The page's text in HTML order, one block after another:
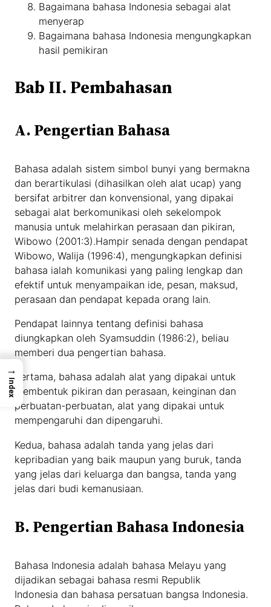
Bagaimana bahasa Indonesia sebagai alat
menyerap
Bagaimana bahasa Indonesia mengungkapkan
hasil pemikiran
Bab II. Pembahasan
A. Pengertian Bahasa
Bahasa adalah sistem simbol bunyi yang bermakna
dan berartikulasi (dihasilkan oleh alat ucap) yang
bersifat arbitrer dan konvensional, yang dipakai
sebagai alat berkomunikasi oleh sekelompok
manusia untuk melahirkan perasaan dan pikiran,
Wibowo (2001:3).Hampir senada dengan pendapat
Wibowo, Walija (1996:4), mengungkapkan definisi
bahasa ialah komunikasi yang paling lengkap dan
efektif untuk menyampaikan ide, pesan, maksud,
perasaan dan pendapat kepada orang lain.
Pendapat lainnya tentang definisi bahasa
diungkapkan oleh Syamsuddin (1986:2), beliau
memberi dua pengertian bahasa.
Pertama, bahasa adalah alat yang dipakai untuk
membentuk pikiran dan perasaan, keinginan dan
perbuatan-perbuatan, alat yang dipakai untuk
mempengaruhi dan dipengaruhi.
Kedua, bahasa adalah tanda yang jelas dari
kepribadian yang baik maupun yang buruk, tanda
yang jelas dari keluarga dan bangsa, tanda yang
jelas dari budi kemanusiaan.
B. Pengertian Bahasa Indonesia
Bahasa Indonesia adalah bahasa Melayu yang
dijadikan sebagai bahasa resmi Republik
Indonesia dan bahasa persatuan bangsa Indonesia.
→
Index